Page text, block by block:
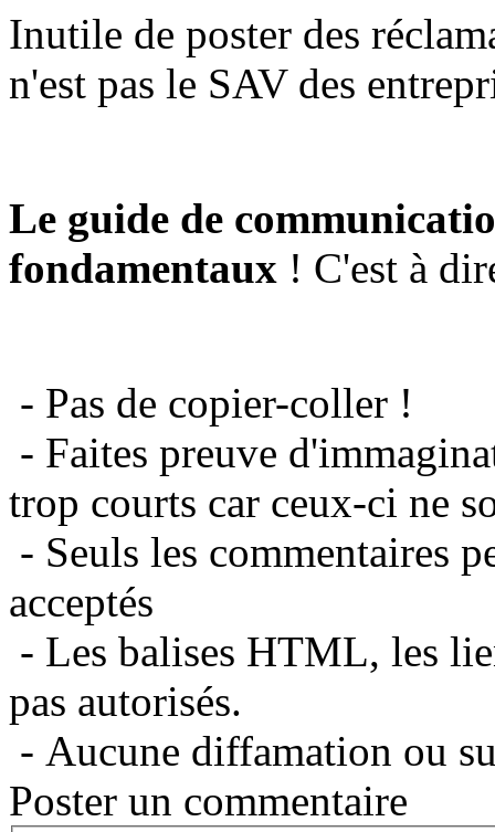
Inutile de poster des
n'est pas le SAV des
Le guide de
fondamentaux ! C'est à
- Pas de copier-coller !
- Faites preuve
trop courts car ceux-ci ne
- Seuls les commentaires
acceptés
- Les balises HTML, les
pas autorisés.
- Aucune diffamation ou
Poster un commentaire